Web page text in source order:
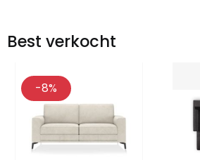
Best verkocht
-8%